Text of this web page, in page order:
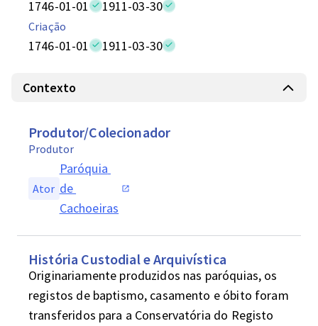
1746-01-01 1911-03-30
Criação
1746-01-01 1911-03-30
Contexto
Produtor/Colecionador
Produtor
Ator
Paróquia
de
Cachoeiras
História Custodial e Arquivística
Originariamente produzidos nas paróquias, os
registos de baptismo, casamento e óbito foram
transferidos para a Conservatória do Registo